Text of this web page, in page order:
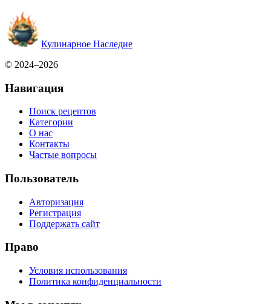
Кулинарное Наследие
© 2024–2026
Навигация
Поиск рецептов
Категории
О нас
Контакты
Частые вопросы
Пользователь
Авторизация
Регистрация
Поддержать сайт
Право
Условия использования
Политика конфиденциальности